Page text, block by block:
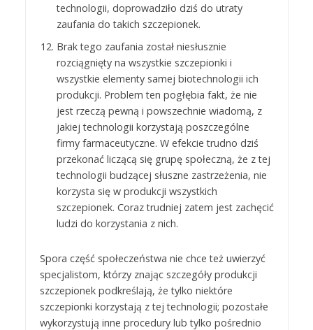
technologii, doprowadziło dziś do utraty
zaufania do takich szczepionek.
Brak tego zaufania został niesłusznie
rozciągnięty na wszystkie szczepionki i
wszystkie elementy samej biotechnologii ich
produkcji. Problem ten pogłębia fakt, że nie
jest rzeczą pewną i powszechnie wiadomą, z
jakiej technologii korzystają poszczególne
firmy farmaceutyczne. W efekcie trudno dziś
przekonać liczącą się grupę społeczną, że z tej
technologii budzącej słuszne zastrzeżenia, nie
korzysta się w produkcji wszystkich
szczepionek. Coraz trudniej zatem jest zachęcić
ludzi do korzystania z nich.
Spora część społeczeństwa nie chce też uwierzyć
specjalistom, którzy znając szczegóły produkcji
szczepionek podkreślają, że tylko niektóre
szczepionki korzystają z tej technologii; pozostałe
wykorzystują inne procedury lub tylko pośrednio